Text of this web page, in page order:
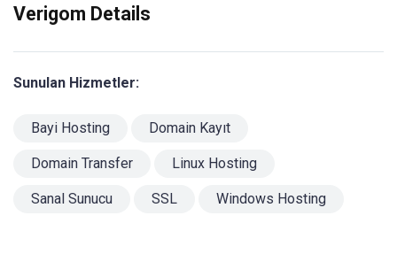
Verigom Details
Sunulan Hizmetler:
Bayi Hosting Domain Kayıt
Domain Transfer Linux Hosting
Sanal Sunucu SSL Windows Hosting